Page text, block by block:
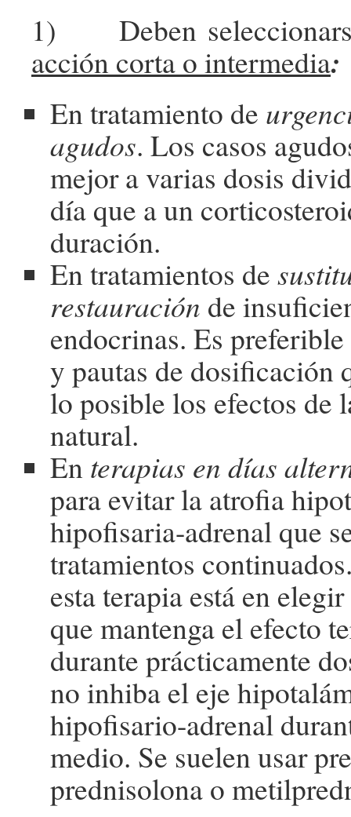
1) Deben
acción corta o intermedia:
En tratamiento de
agudos. Los casos
mejor a varias dosis
día que a un
duración.
En tratamientos de
restauración de
endocrinas. Es
y pautas de dosificación
lo posible los efectos de
natural.
En terapias en días
para evitar la atrofia
hipofisaria-adrenal que
tratamientos
esta terapia está en
que mantenga el efecto
durante prácticamente
no inhiba el eje
hipofisario-adrenal
medio. Se suelen usar
prednisolona o